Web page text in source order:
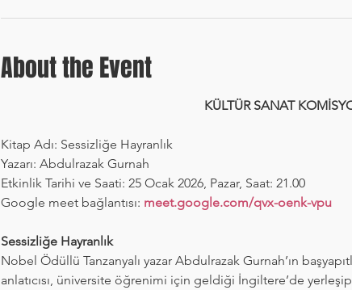
About the Event
KÜLTÜR SANAT
Kitap Adı: Sessizliğe Hayranlık
Yazarı: Abdulrazak Gurnah
Etkinlik Tarihi ve Saati: 25 Ocak 2026, Pazar, Saat: 21.00
Google meet bağlantısı: meet.google.com/qvx-oenk-vpu
Sessizliğe Hayranlık
Nobel Ödüllü Tanzanyalı yazar Abdulrazak Gurnah’ın
anlatıcısı, üniversite öğrenimi için geldiği İngiltere’de